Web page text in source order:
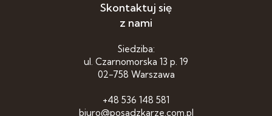
Skontaktuj się
z nami
Siedziba:
ul. Czarnomorska 13 p. 19
02-758 Warszawa
+48 536 148 581
biuro@posadzkarze.com.pl